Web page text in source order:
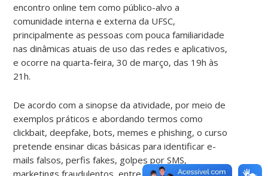
encontro online tem como público-alvo a
comunidade interna e externa da UFSC,
principalmente as pessoas com pouca familiaridade
nas dinâmicas atuais de uso das redes e aplicativos,
e ocorre na quarta-feira, 30 de março, das 19h às
21h.
De acordo com a sinopse da atividade, por meio de
exemplos práticos e abordando termos como
clickbait, deepfake, bots, memes e phishing, o curso
pretende ensinar dicas básicas para identificar e-
mails falsos, perfis fakes, golpes por SMS,
marketings fraudulentos, entre outros; mostrando